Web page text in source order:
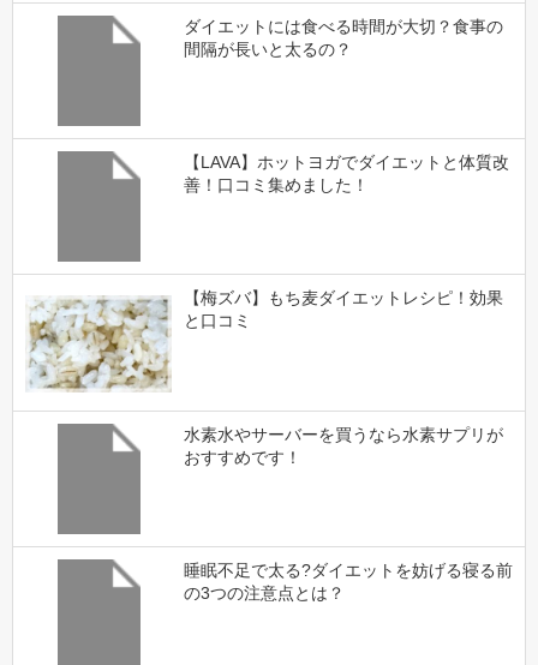
ダイエットには食べる時間が大切？食事の
間隔が長いと太るの？
【LAVA】ホットヨガでダイエットと体質改
善！口コミ集めました！
【梅ズバ】もち麦ダイエットレシピ！効果
と口コミ
水素水やサーバーを買うなら水素サプリが
おすすめです！
睡眠不足で太る?ダイエットを妨げる寝る前
の3つの注意点とは？